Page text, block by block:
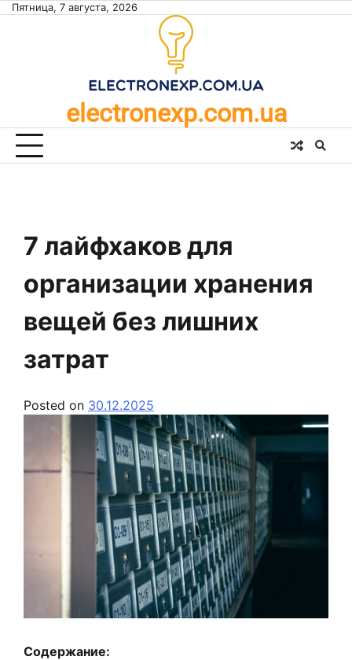
SkipПятница, 7 августа, 2026
electronexp.com.ua
7 лайфхаков для
организации хранения
вещей без лишних
затрат
Posted on 30.12.2025
Содержание: